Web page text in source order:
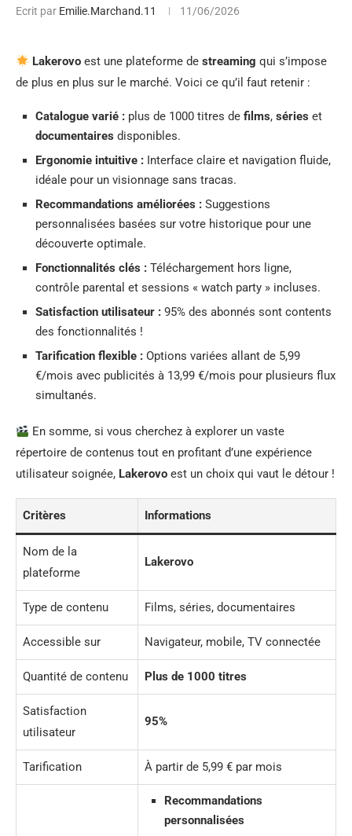
Ecrit par Emilie.Marchand.11 11/06/2026
Lakerovo est une plateforme destreaming qui s’impose
de plus en plus sur le marché. Voici ce qu’il faut retenir :
Catalogue varié : plus de 1000 titres de films, séries et
documentaires disponibles.
Ergonomie intuitive : Interface claire et navigation fluide,
idéale pour un visionnage sans tracas.
Recommandations améliorées : Suggestions
personnalisées basées sur votre historique pour une
découverte optimale.
Fonctionnalités clés : Téléchargement hors ligne,
contrôle parental et sessions « watch party » incluses.
Satisfaction utilisateur : 95% des abonnés sont contents
des fonctionnalités !
Tarification flexible : Options variées allant de 5,99
€/mois avec publicités à 13,99 €/mois pour plusieurs flux
simultanés.
En somme, si vous cherchez à explorer un vaste
répertoire de contenus tout en profitant d’une expérience
utilisateur soignée, Lakerovo est un choix qui vaut le détour !
Critères Informations
Nom de la
plateforme
Lakerovo
Type de contenu Films, séries, documentaires
Accessible sur Navigateur, mobile, TV connectée
Quantité de contenu Plus de 1000 titres
Satisfaction
utilisateur
95%
Tarification À partir de 5,99 € par mois
Recommandations
personnalisées